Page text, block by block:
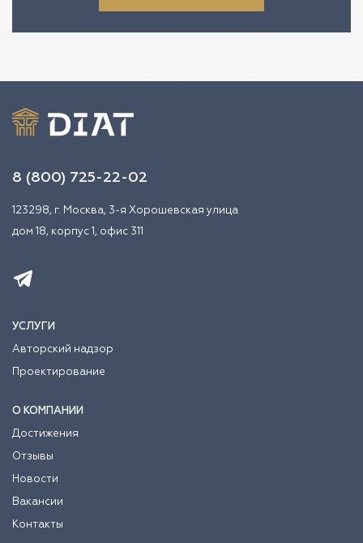
8 (800) 725-22-02
123298, г. Москва, 3-я Хорошевская улица
дом 18, корпус 1, офис 311
УСЛУГИ
Авторский надзор
Проектирование
О КОМПАНИИ
Достижения
Отзывы
Новости
Вакансии
Контакты